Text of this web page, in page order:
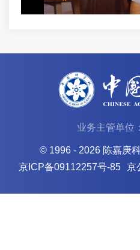
业务主管单位
© 1996 - 2026 陈嘉庚
京ICP备09112257号-85 京